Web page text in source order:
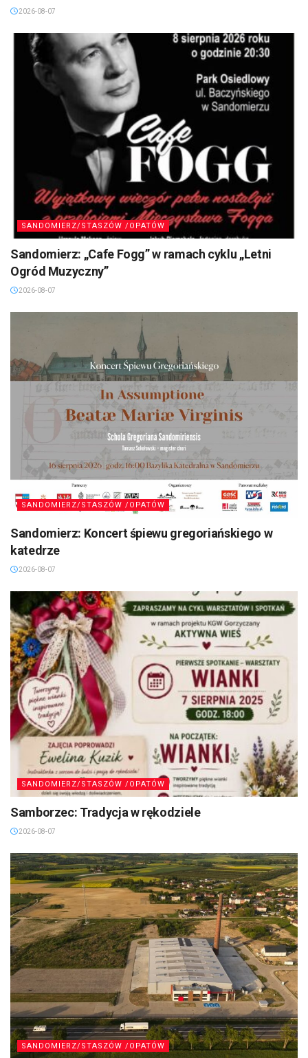
2026-08-07
SANDOMIERZ/STASZÓW /OPATÓW
Sandomierz: „Cafe Fogg” w ramach cyklu „Letni
Ogród Muzyczny”
2026-08-07
SANDOMIERZ/STASZÓW /OPATÓW
Sandomierz: Koncert śpiewu gregoriańskiego w
katedrze
2026-08-07
SANDOMIERZ/STASZÓW /OPATÓW
Samborzec: Tradycja w rękodziele
2026-08-07
SANDOMIERZ/STASZÓW /OPATÓW